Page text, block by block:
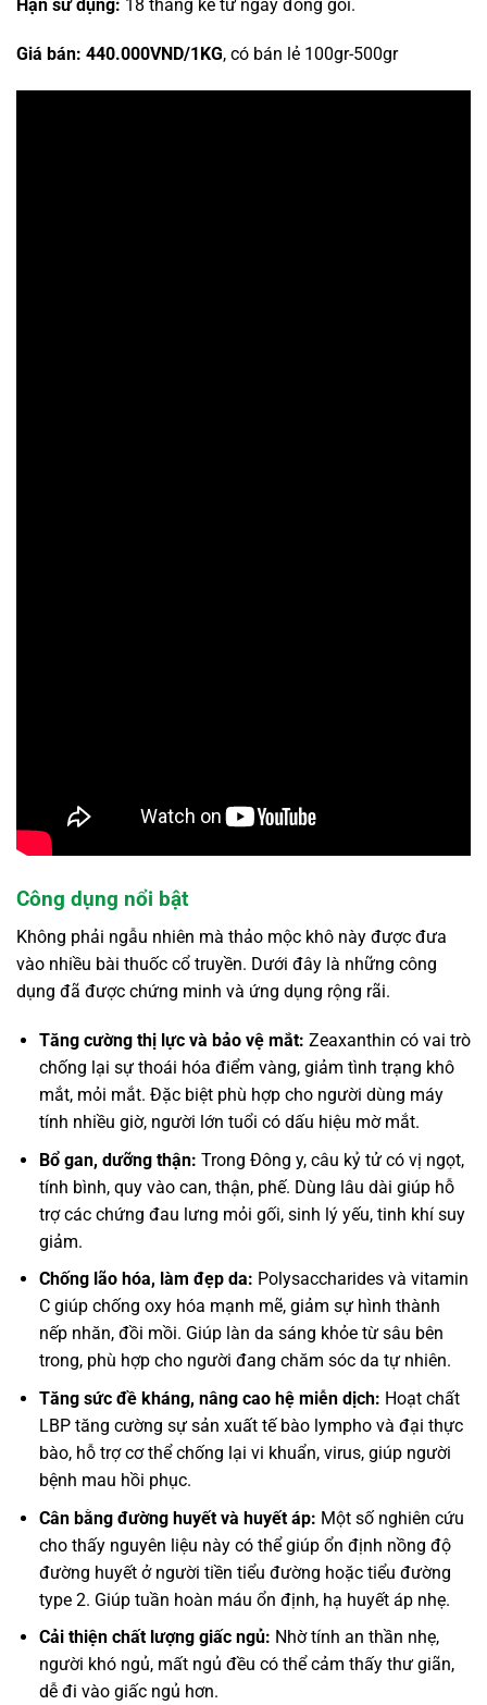
Hạn sử dụng: 18 tháng kể từ ngày đóng gói.
Giá bán: 440.000VND/1KG, có bán lẻ 100gr-500gr
Công dụng nổi bật
Không phải ngẫu nhiên mà thảo mộc khô này được đưa
vào nhiều bài thuốc cổ truyền. Dưới đây là những công
dụng đã được chứng minh và ứng dụng rộng rãi.
Tăng cường thị lực và bảo vệ mắt: Zeaxanthin có vai trò
chống lại sự thoái hóa điểm vàng, giảm tình trạng khô
mắt, mỏi mắt. Đặc biệt phù hợp cho người dùng máy
tính nhiều giờ, người lớn tuổi có dấu hiệu mờ mắt.
Bổ gan, dưỡng thận: Trong Đông y, câu kỷ tử có vị ngọt,
tính bình, quy vào can, thận, phế. Dùng lâu dài giúp hỗ
trợ các chứng đau lưng mỏi gối, sinh lý yếu, tinh khí suy
giảm.
Chống lão hóa, làm đẹp da: Polysaccharides và vitamin
C giúp chống oxy hóa mạnh mẽ, giảm sự hình thành
nếp nhăn, đồi mồi. Giúp làn da sáng khỏe từ sâu bên
trong, phù hợp cho người đang chăm sóc da tự nhiên.
Tăng sức đề kháng, nâng cao hệ miễn dịch: Hoạt chất
LBP tăng cường sự sản xuất tế bào lympho và đại thực
bào, hỗ trợ cơ thể chống lại vi khuẩn, virus, giúp người
bệnh mau hồi phục.
Cân bằng đường huyết và huyết áp: Một số nghiên cứu
cho thấy nguyên liệu này có thể giúp ổn định nồng độ
đường huyết ở người tiền tiểu đường hoặc tiểu đường
type 2. Giúp tuần hoàn máu ổn định, hạ huyết áp nhẹ.
Cải thiện chất lượng giấc ngủ: Nhờ tính an thần nhẹ,
người khó ngủ, mất ngủ đều có thể cảm thấy thư giãn,
dễ đi vào giấc ngủ hơn.